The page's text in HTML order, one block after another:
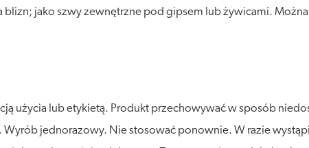
jako szwy zewnętrzne pod gipsem lub żywicami.
użycia lub etykietą. Produkt przechowywać w sposób
Wyrób jednorazowy. Nie stosować ponownie. W razie